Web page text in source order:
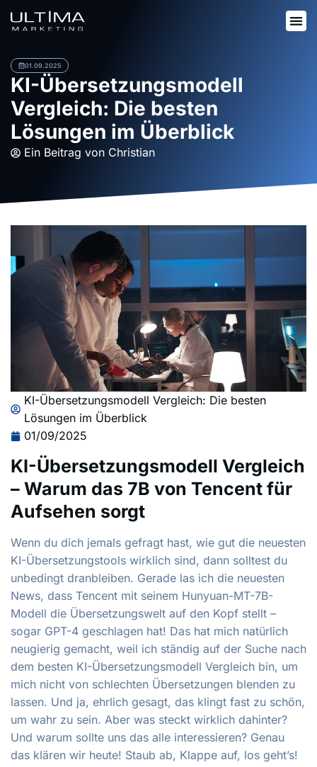
01.09.2025
KI-Übersetzungsmodell
Vergleich: Die besten
Lösungen im Überblick
Ein Beitrag von Christian
KI-Übersetzungsmodell Vergleich: Die besten
Lösungen im Überblick
01/09/2025
KI-Übersetzungsmodell Vergleich
– Warum das 7B von Tencent für
Aufsehen sorgt
Wenn du dich jemals gefragt hast, wie gut die neuesten
KI-Übersetzungstools wirklich sind, dann solltest du
unbedingt dranbleiben. Gerade las ich die neuesten
News, dass Tencent mit seinem Hunyuan-MT-7B-
Modell die Übersetzungswelt auf den Kopf stellt –
sogar GPT-4 geschlagen hat! Das hat mich natürlich
neugierig gemacht, weil ich ständig auf der Suche nach
dem besten KI-Übersetzungsmodell Vergleich bin, um
mich nicht von schlechten Übersetzungen blenden zu
lassen. Und ja, ehrlich gesagt, das klingt fast zu schön,
um wahr zu sein. Aber was steckt wirklich dahinter?
Und warum sollte uns das alle interessieren? Genau
das klären wir heute! Staub ab, Klappe auf, los geht’s!